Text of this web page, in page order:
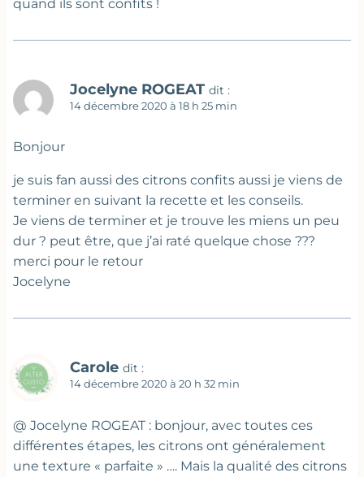
quand ils sont confits !
Jocelyne ROGEAT dit :
14 décembre 2020 à 18 h 25 min
Bonjour
je suis fan aussi des citrons confits aussi je viens de
terminer en suivant la recette et les conseils.
Je viens de terminer et je trouve les miens un peu
dur ? peut être, que j’ai raté quelque chose ???
merci pour le retour
Jocelyne
Carole dit :
14 décembre 2020 à 20 h 32 min
@ Jocelyne ROGEAT : bonjour, avec toutes ces
différentes étapes, les citrons ont généralement
une texture « parfaite » …. Mais la qualité des citrons